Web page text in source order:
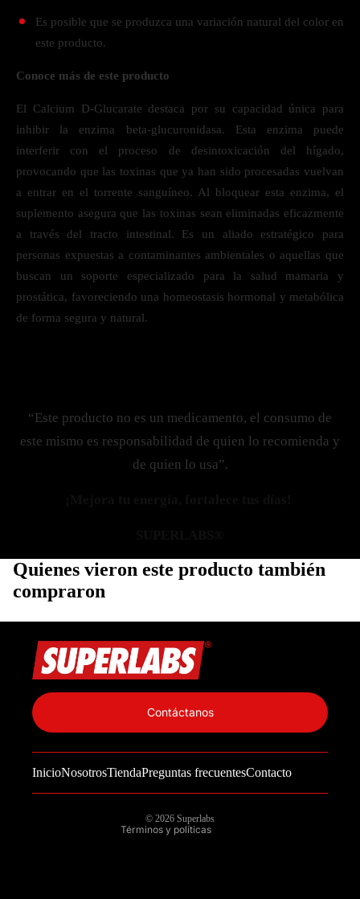
Es posible que se produzca una variación natural del color en
este producto.
Conoce más de este producto
El Calcium D-Glucarate destaca por su capacidad única para
inhibir la enzima beta-glucuronidasa. Esta enzima puede
interferir con el proceso de desintoxicación del hígado,
provocando que las toxinas que ya han sido procesadas vuelvan
a entrar en el torrente sanguíneo. Al bloquear esta enzima, el
suplemento asegura que las toxinas sean eliminadas eficazmente
a través del tracto intestinal. Es un aliado estratégico para
personas expuestas a contaminantes ambientales o aquellas que
buscan un soporte especializado para la salud mamaria y
prostática, favoreciendo una homeostasis hormonal y metabólica
de forma segura y natural.
“Este producto no es un medicamento, el consumo de
este mismo es responsabilidad de quien lo recomienda y
de quien lo usa”.
Quienes vieron este producto también
compraron
InicioNosotrosTiendaPreguntas frecuentesContacto
Contáctanos
© 2026 Superlabs
Términos y políticas
Información de contacto
Política de reembolso
Términos del servicio
Política de envío